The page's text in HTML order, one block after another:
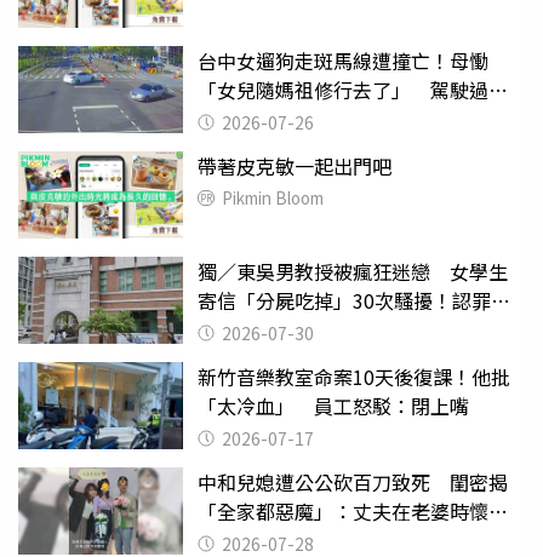
台中女遛狗走斑馬線遭撞亡！母慟
「女兒隨媽祖修行去了」 駕駛過失
致死判9月
2026-07-26
帶著皮克敏一起出門吧
Pikmin Bloom
獨／東吳男教授被瘋狂迷戀 女學生
寄信「分屍吃掉」30次騷擾！認罪免
關 2026-07-30
新竹音樂教室命案10天後復課！他批
「太冷血」 員工怒駁：閉上嘴
2026-07-17
中和兒媳遭公公砍百刀致死 閨密揭
「全家都惡魔」：丈夫在老婆時懷孕
摔東西
2026-07-28